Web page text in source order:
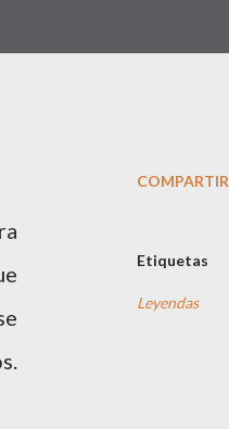
COMPARTIR
Etiquetas
Leyendas